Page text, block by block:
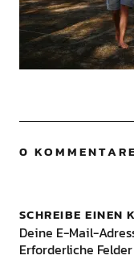
0
SCHREIBE EINEN
Deine E-Mail-
Erforderliche